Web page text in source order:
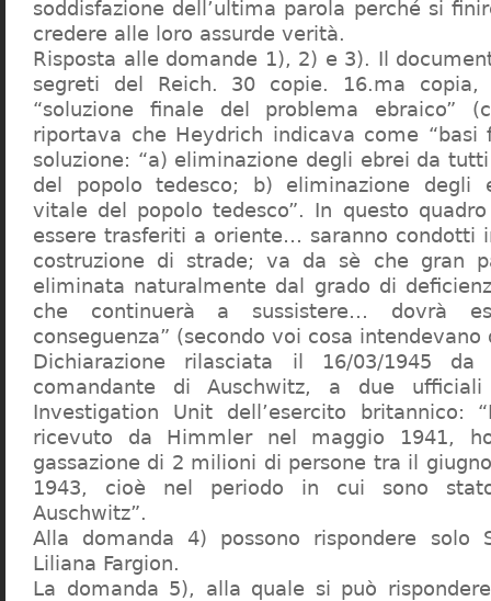
soddisfazione dell’ultima parola perché si
credere alle loro assurde verità.
Risposta alle domande 1), 2) e 3). Il
segreti del Reich. 30 copie. 16.ma copia,
“soluzione finale del problema ebraico”
riportava che Heydrich indicava come “basi
soluzione: “a) eliminazione degli ebrei da
del popolo tedesco; b) eliminazione degli
vitale del popolo tedesco”. In questo
essere trasferiti a oriente… saranno condotti
costruzione di strade; va da sè che gran
eliminata naturalmente dal grado di
che continuerà a sussistere… dovrà
conseguenza” (secondo voi cosa intendevano
Dichiarazione rilasciata il 16/03/1945
comandante di Auschwitz, a due
Investigation Unit dell’esercito britannico:
ricevuto da Himmler nel maggio 1941,
gassazione di 2 milioni di persone tra il
1943, cioè nel periodo in cui sono
Auschwitz”.
Alla domanda 4) possono rispondere solo
Liliana Fargion.
La domanda 5), alla quale si può